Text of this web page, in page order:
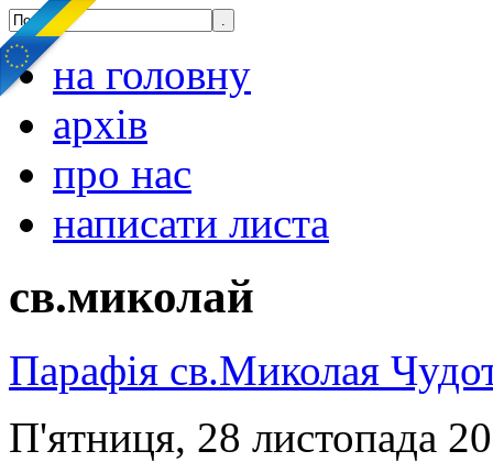
на головну
архів
про нас
написати листа
св.миколай
Парафія св.Миколая
П'ятниця, 28 листопада